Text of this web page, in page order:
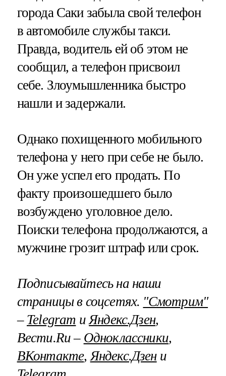
города Саки забыла свой телефон
в автомобиле службы такси.
Правда, водитель ей об этом не
сообщил, а телефон присвоил
себе. Злоумышленника быстро
нашли и задержали.
Однако похищенного мобильного
телефона у него при себе не было.
Он уже успел его продать. По
факту произошедшего было
возбуждено уголовное дело.
Поиски телефона продолжаются, а
мужчине грозит штраф или срок.
Подписывайтесь на наши
страницы в соцсетях. "Смотрим"
– Telegram и Яндекс.Дзен,
Вести.Ru – Одноклассники,
ВКонтакте, Яндекс.Дзени